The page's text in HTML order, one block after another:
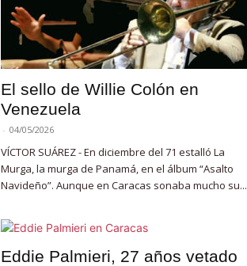
El sello de Willie Colón en
Venezuela
- 04/05/2026
VÍCTOR SUÁREZ - En diciembre del 71 estalló La
Murga, la murga de Panamá, en el álbum “Asalto
Navideño”. Aunque en Caracas sonaba mucho su...
Eddie Palmieri, 27 años vetado